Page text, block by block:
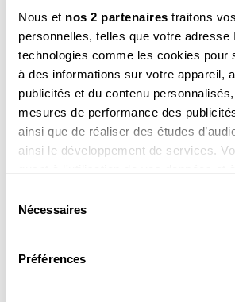
Nous et nos 2 partenaires traitons
personnelles, telles que votre adresse
technologies comme les cookies pour
à des informations sur votre appareil,
publicités et du contenu
mesures de performance des
ainsi que de réaliser des études
ainsi le développement de services.
tout moment en consultant la
cookies ou en cliquant sur l'icône de
Si vous le permettez, nous aimerions
Nécessaires
Préférences
M’INSCRIRE
politique de
vous désinscrire à tout moment.
GROS PLAN